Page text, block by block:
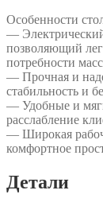
Особенности
—
позволяющий
потребности
— Прочная и
стабильность и
— Удобные и
расслабление
— Широкая
комфортное
Детали